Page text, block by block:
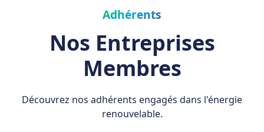
Adhérents
Nos Entreprises
Membres
Découvrez nos adhérents engagés dans l'énergie
renouvelable.